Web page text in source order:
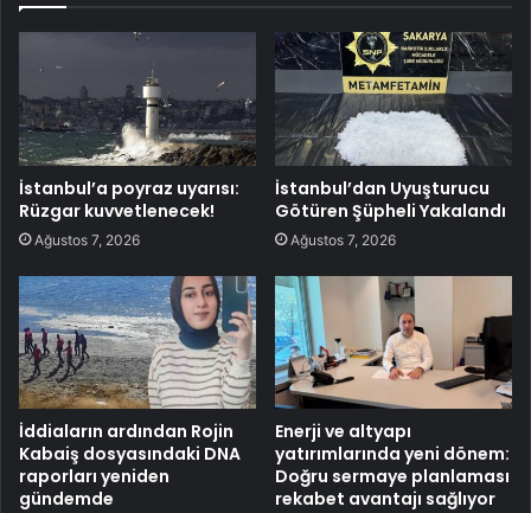
İstanbul’a poyraz uyarısı:
Rüzgar kuvvetlenecek!
Ağustos 7, 2026
İstanbul’dan Uyuşturucu
Götüren Şüpheli Yakalandı
Ağustos 7, 2026
İddiaların ardından Rojin
Kabaiş dosyasındaki DNA
raporları yeniden
gündemde
Enerji ve altyapı
yatırımlarında yeni dönem:
Doğru sermaye planlaması
rekabet avantajı sağlıyor